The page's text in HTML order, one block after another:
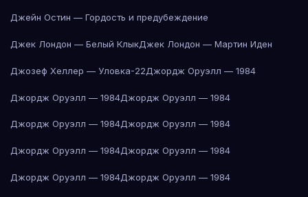
Джейн Остин — Гордость и предубеждение
Джек Лондон — Белый КлыкДжек Лондон — Мартин Иден
Джозеф Хеллер — Уловка-22Джордж Оруэлл — 1984
Джордж Оруэлл — 1984Джордж Оруэлл — 1984
Джордж Оруэлл — 1984Джордж Оруэлл — 1984
Джордж Оруэлл — 1984Джордж Оруэлл — 1984
Джордж Оруэлл — 1984Джордж Оруэлл — 1984